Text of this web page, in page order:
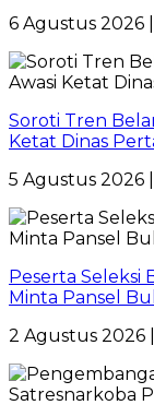
6 Agustus 2026
Soroti Tren
Ketat Dinas
5 Agustus 2026
Peserta Seleksi
Minta Pansel
2 Agustus 2026